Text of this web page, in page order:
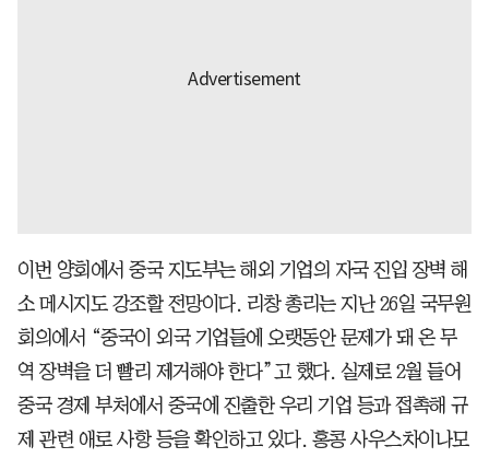
이번 양회에서 중국 지도부는 해외 기업의 자국 진입 장벽 해
소 메시지도 강조할 전망이다. 리창 총리는 지난 26일 국무원
회의에서 “중국이 외국 기업들에 오랫동안 문제가 돼 온 무
역 장벽을 더 빨리 제거해야 한다”고 했다. 실제로 2월 들어
중국 경제 부처에서 중국에 진출한 우리 기업 등과 접촉해 규
제 관련 애로 사항 등을 확인하고 있다. 홍콩 사우스차이나모